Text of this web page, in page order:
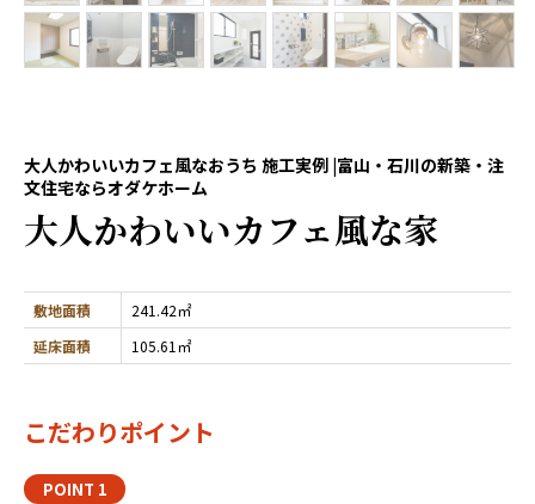
大人かわいいカフェ風なおうち 施工実例 |富山・石川の新築・注
文住宅ならオダケホーム
大人かわいいカフェ風な家
敷地面積
241.42㎡
延床面積
105.61㎡
こだわりポイント